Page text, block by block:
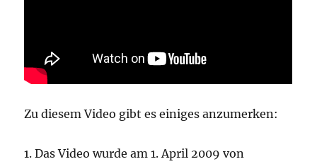
Zu diesem Video gibt es einiges anzumerken:
1. Das Video wurde am 1. April 2009 von